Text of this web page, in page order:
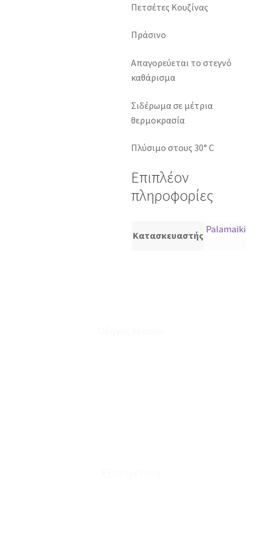
Πετσέτες Κουζίνας
Πράσινο
Απαγορεύεται το στεγνό
καθάρισμα
Σιδέρωμα σε μέτρια
θερμοκρασία
Πλύσιμο στους 30° C
Επιπλέον
πληροφορίες
Κατασκευαστής
Palamaiki